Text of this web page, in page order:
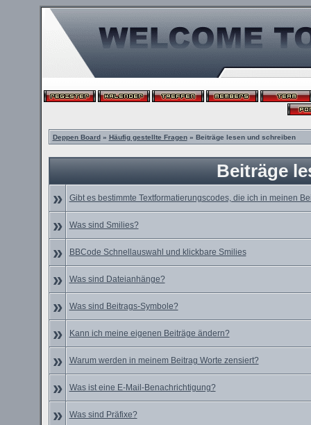
Deppen Board» Häufig gestellte Fragen» Beiträge lesen und schreiben
Beiträge
»
Gibt es bestimmte Textformatierungscodes, die ich in meinen
» Was sind Smilies?
» BBCode Schnellauswahl und klickbare Smilies
» Was sind Dateianhänge?
» Was sind Beitrags-Symbole?
» Kann ich meine eigenen Beiträge ändern?
» Warum werden in meinem Beitrag Worte zensiert?
» Was ist eine E-Mail-Benachrichtigung?
» Was sind Präfixe?